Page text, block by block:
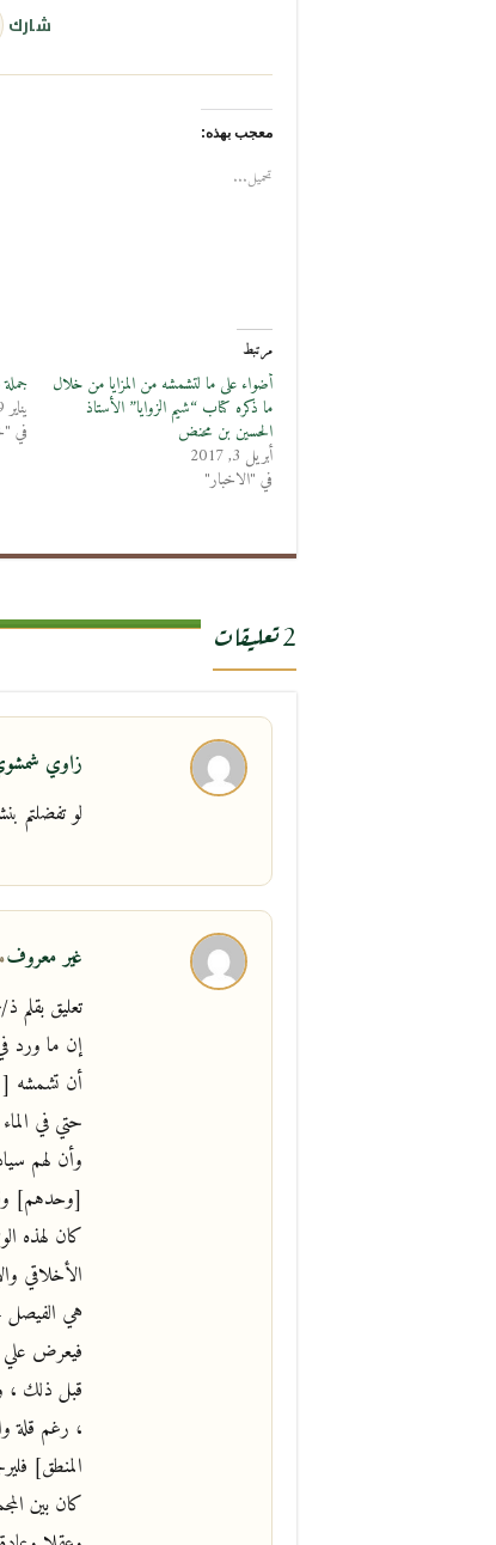
شارك
معجب بهذه:
تحميل...
مرتبط
أضواء على ما لتشمشه من المزايا من خلال
ما ذكره كتاب “شيم الزوايا” الأستاذ
الحسين بن محنض
أبريل 3, 2017
في "الاخبار"
يناير 19, 2017
في
2 تعليقات
زاوي
لو تفضلتم
غير معروف
تعليق بقلم
إن ما ورد
أن تشمشه [
حتي في
وأن لهم
[وحدهم]
كان لهذه
الأخلاقي
هي الفيصل
فيعرض علي
قبل ذلك ،
، رغم قلة
المنطق]
كان بين